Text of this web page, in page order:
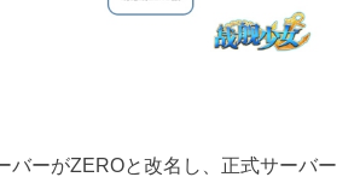
バーがZEROと改名し、正式サーバー